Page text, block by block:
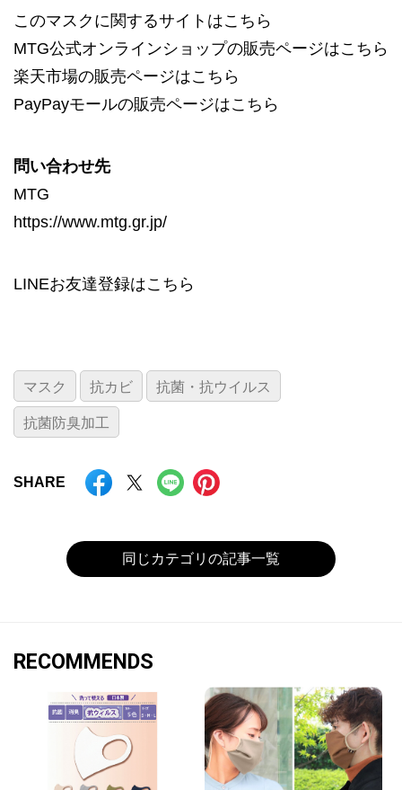
このマスクに関するサイトはこちら
MTG公式オンラインショップの販売ページはこちら
楽天市場の販売ページはこちら
PayPayモールの販売ページはこちら
問い合わせ先
MTG
https://www.mtg.gr.jp/
LINEお友達登録はこちら
マスク 抗カビ 抗菌・抗ウイルス
抗菌防臭加工
SHARE
同じカテゴリの記事一覧
RECOMMENDS